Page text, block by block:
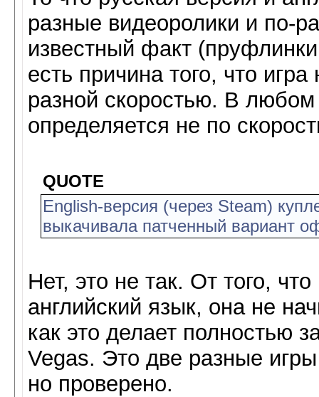
разные видеоролики и по-
известный факт
есть причина того, что
разной скоростью. В
определяется не по
QUOTE
English-версия (через Steam)
выкачивала патченный вариант
Нет, это не так. От того,
английский язык, она не
как это делает полностью
Vegas. Это две разные
но проверено.